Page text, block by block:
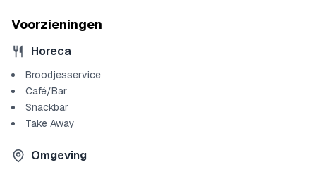
Voorzieningen
Horeca
Broodjesservice
Café/Bar
Snackbar
Take Away
Omgeving